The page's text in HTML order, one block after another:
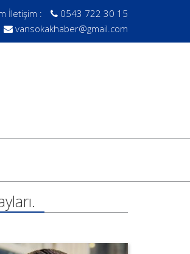
İletişim :
0543 722 30 15
vansokakhaber@gmail.com